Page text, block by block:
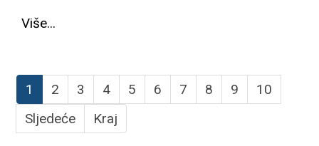
Više...
1 2 3 4 5 6 7 8 9
10
Sljedeće
Kraj